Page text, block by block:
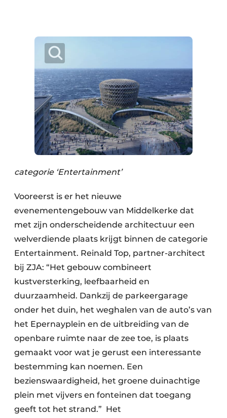
categorie ‘Entertainment’
Vooreerst is er het nieuwe
evenementengebouw van Middelkerke dat
met zijn onderscheidende architectuur een
welverdiende plaats krijgt binnen de categorie
Entertainment. Reinald Top, partner-architect
bij ZJA: “Het gebouw combineert
kustversterking, leefbaarheid en
duurzaamheid. Dankzij de parkeergarage
onder het duin, het weghalen van de auto’s van
het Epernayplein en de uitbreiding van de
openbare ruimte naar de zee toe, is plaats
gemaakt voor wat je gerust een interessante
bestemming kan noemen. Een
bezienswaardigheid, het groene duinachtige
plein met vijvers en fonteinen dat toegang
geeft tot het strand.” Het